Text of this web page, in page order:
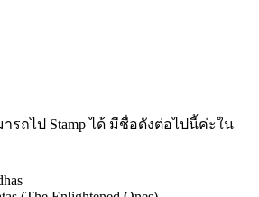
ารถไป Stamp ได้ มีชื่อดังต่อไปนี้ค่ะใน